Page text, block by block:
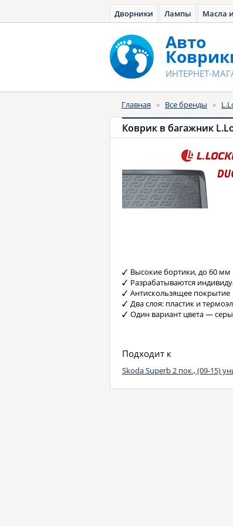
Дворники Лампы Масла
Авто
ИНТЕРНЕТ-
Главная » Все бренды »
Коврик в багажник
Высокие бортики, до 60 мм
Разрабатываются
Антискользящее покрытие
Два слоя: пластик и
Один вариант цвета —
Подходит к
Skoda Superb 2 пок., (09-15)